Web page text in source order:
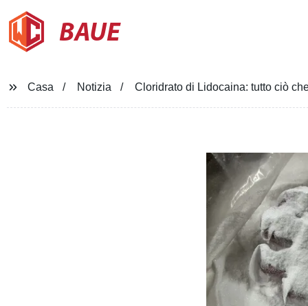
BAUE
Casa Notizia Cloridrato di Lidocaina: tutto ciò